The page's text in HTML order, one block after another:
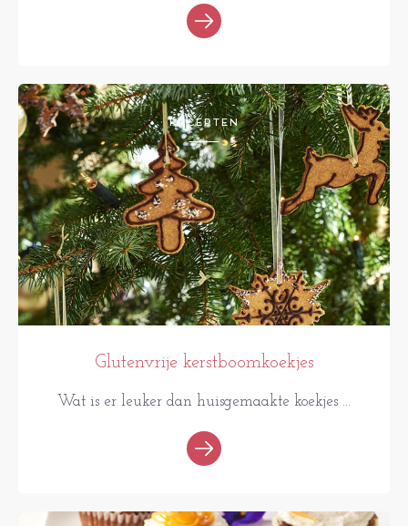
RECEPTEN
Glutenvrije kerstboomkoekjes
Wat is er leuker dan huisgemaakte koekjes ...